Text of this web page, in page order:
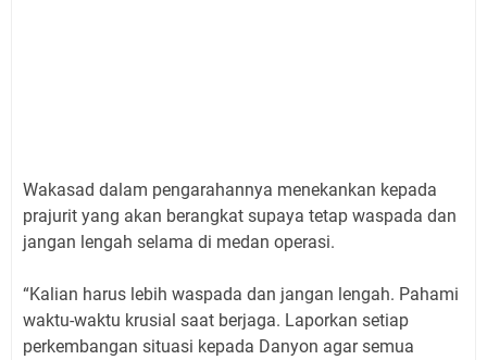
Wakasad dalam pengarahannya menekankan kepada
prajurit yang akan berangkat supaya tetap waspada dan
jangan lengah selama di medan operasi.
“Kalian harus lebih waspada dan jangan lengah. Pahami
waktu-waktu krusial saat berjaga. Laporkan setiap
perkembangan situasi kepada Danyon agar semua